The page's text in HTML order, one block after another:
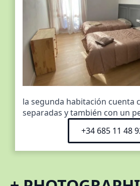
la segunda habitación cuenta
separadas y también con un
+34 685 11 48